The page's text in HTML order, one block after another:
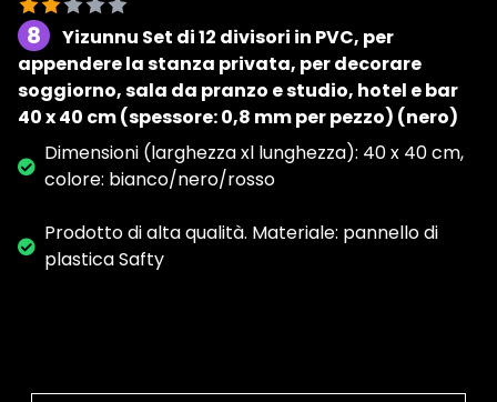
8
Yizunnu Set di 12 divisori in PVC, per
appendere la stanza privata, per decorare
soggiorno, sala da pranzo e studio, hotel e bar
40 x 40 cm (spessore: 0,8 mm per pezzo) (nero)
Dimensioni (larghezza xl lunghezza): 40 x 40 cm,
colore: bianco/nero/rosso
Prodotto di alta qualità. Materiale: pannello di
plastica Safty